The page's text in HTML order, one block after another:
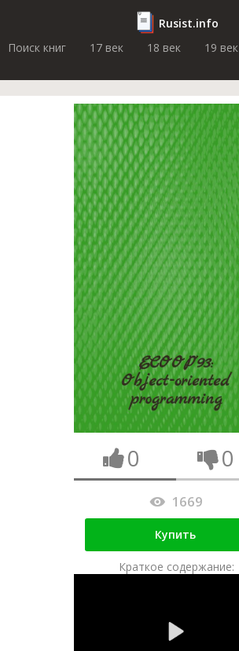
Rusist.info
Поиск книг
17 век 18 век 19 век
0 0
1669
Купить
Краткое содержание: